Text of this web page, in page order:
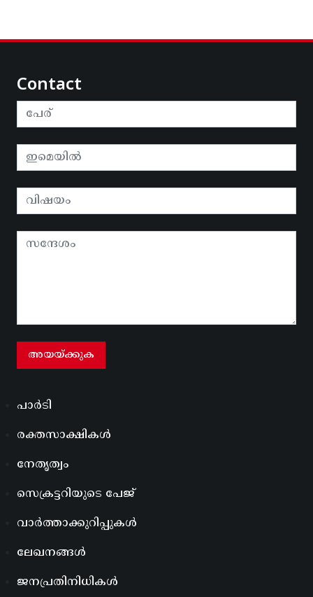
Contact
പാർടി
രക്തസാക്ഷികൾ
നേതൃത്വം
സെക്രട്ടറിയുടെ പേജ്
വാർത്താക്കുറിപ്പുകൾ
ലേഖനങ്ങൾ
ജനപ്രതിനിധികൾ